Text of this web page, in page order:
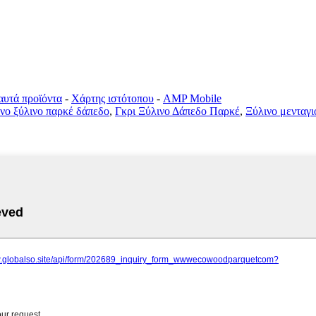
προϊόντα - Χάρτης ιστότοπου - AMP Mobile
ξύλινο παρκέ δάπεδο, Γκρι Ξύλινο Δάπεδο Παρκέ, Ξύλινο